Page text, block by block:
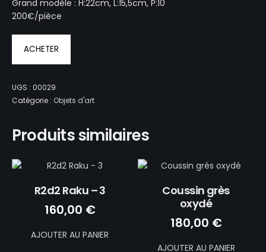
Grand modèle : H:22cm, L:15,5cm, P:10
200€/pièce
ACHETER
UGS : 00029
Catégorie : Objets d'art
Produits similaires
R2d2 Raku – 3
160,00 €
AJOUTER AU PANIER
Coussin grès
oxydé
180,00 €
AJOUTER AU PANIER